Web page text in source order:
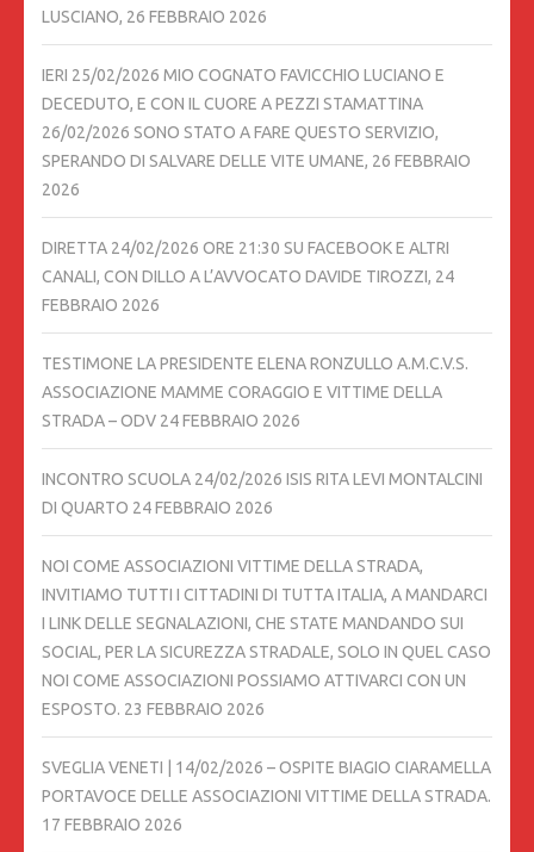
LUSCIANO, 26 FEBBRAIO 2026
IERI 25/02/2026 MIO COGNATO FAVICCHIO LUCIANO E
DECEDUTO, E CON IL CUORE A PEZZI STAMATTINA
26/02/2026 SONO STATO A FARE QUESTO SERVIZIO,
SPERANDO DI SALVARE DELLE VITE UMANE, 26 FEBBRAIO
2026
DIRETTA 24/02/2026 ORE 21:30 SU FACEBOOK E ALTRI
CANALI, CON DILLO A L’AVVOCATO DAVIDE TIROZZI, 24
FEBBRAIO 2026
TESTIMONE LA PRESIDENTE ELENA RONZULLO A.M.C.V.S.
ASSOCIAZIONE MAMME CORAGGIO E VITTIME DELLA
STRADA – ODV 24 FEBBRAIO 2026
INCONTRO SCUOLA 24/02/2026 ISIS RITA LEVI MONTALCINI
DI QUARTO 24 FEBBRAIO 2026
NOI COME ASSOCIAZIONI VITTIME DELLA STRADA,
INVITIAMO TUTTI I CITTADINI DI TUTTA ITALIA, A MANDARCI
I LINK DELLE SEGNALAZIONI, CHE STATE MANDANDO SUI
SOCIAL, PER LA SICUREZZA STRADALE, SOLO IN QUEL CASO
NOI COME ASSOCIAZIONI POSSIAMO ATTIVARCI CON UN
ESPOSTO. 23 FEBBRAIO 2026
SVEGLIA VENETI | 14/02/2026 – OSPITE BIAGIO CIARAMELLA
PORTAVOCE DELLE ASSOCIAZIONI VITTIME DELLA STRADA.
17 FEBBRAIO 2026